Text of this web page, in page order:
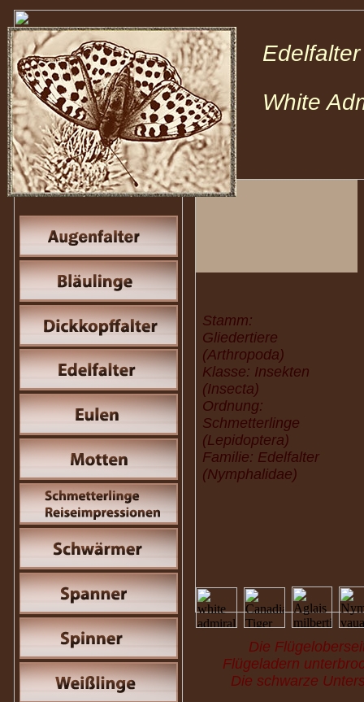
White
Stamm:
Gliedertiere
(Arthropoda)
Klasse: Insekten
(Insecta)
Ordnung:
Schmetterlinge
(Lepidoptera)
Familie: Edelfalter
(Nymphalidae)
Die
Flügeladern
Die schwarze